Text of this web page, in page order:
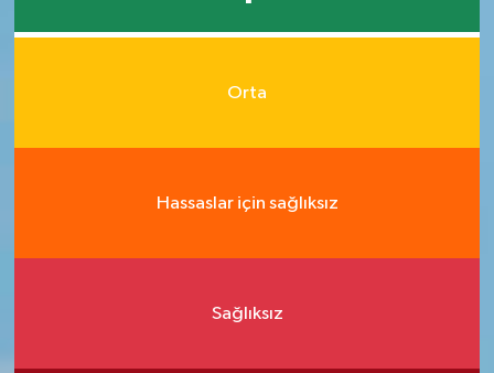
Orta
Hassaslar için sağlıksız
Sağlıksız